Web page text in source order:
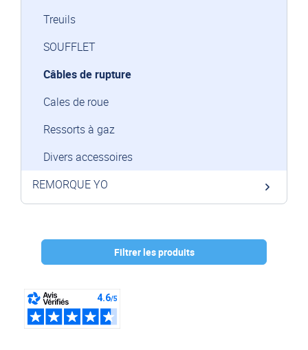
Filtrer les produits
AL-KO (2)
Treuils
SOUFFLET
Câbles de rupture
Cales de roue
Ressorts à gaz
Divers accessoires
REMORQUE YO